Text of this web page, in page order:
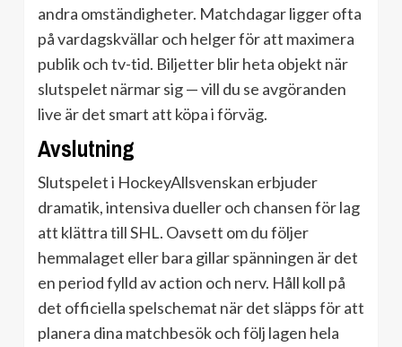
andra omständigheter. Matchdagar ligger ofta
på vardagskvällar och helger för att maximera
publik och tv-tid. Biljetter blir heta objekt när
slutspelet närmar sig — vill du se avgöranden
live är det smart att köpa i förväg.
Avslutning
Slutspelet i HockeyAllsvenskan erbjuder
dramatik, intensiva dueller och chansen för lag
att klättra till SHL. Oavsett om du följer
hemmalaget eller bara gillar spänningen är det
en period fylld av action och nerv. Håll koll på
det officiella spelschemat när det släpps för att
planera dina matchbesök och följ lagen hela